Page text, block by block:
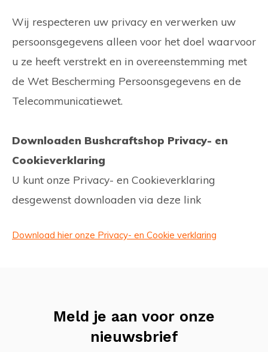
Wij respecteren uw privacy en verwerken uw
persoonsgegevens alleen voor het doel waarvoor
u ze heeft verstrekt en in overeenstemming met
de Wet Bescherming Persoonsgegevens en de
Telecommunicatiewet.
Downloaden Bushcraftshop Privacy- en
Cookieverklaring
U kunt onze Privacy- en Cookieverklaring
desgewenst downloaden via deze link
Download hier onze Privacy- en Cookie verklaring
Meld je aan voor onze
nieuwsbrief